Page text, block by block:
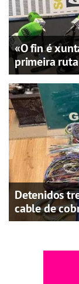
«O fin é
primeira
Detenidos
cable de